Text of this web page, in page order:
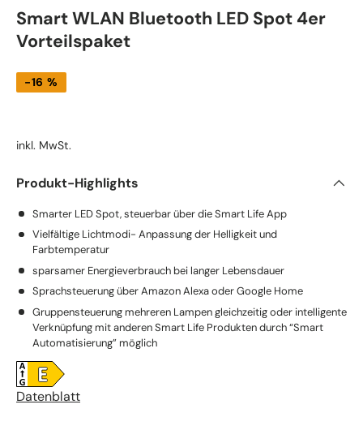
Smart WLAN Bluetooth LED Spot 4er
Vorteilspaket
-16 %
inkl. MwSt.
Produkt-Highlights
Smarter LED Spot, steuerbar über die Smart Life App
Vielfältige Lichtmodi- Anpassung der Helligkeit und
Farbtemperatur
sparsamer Energieverbrauch bei langer Lebensdauer
Sprachsteuerung über Amazon Alexa oder Google Home
Gruppensteuerung mehreren Lampen gleichzeitig oder intelligente
Verknüpfung mit anderen Smart Life Produkten durch “Smart
Automatisierung” möglich
Datenblatt